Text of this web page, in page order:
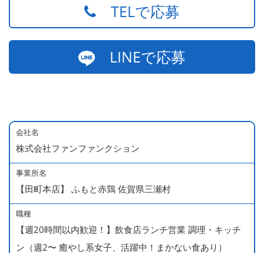
TELで応募
LINEで応募
会社名
株式会社ファンファンクション
事業所名
【田町本店】 ふもと赤鶏 佐賀県三瀬村
職種
【週20時間以内歓迎！】飲食店ランチ営業 調理・キッチ
ン（週2〜 癒やし系女子、活躍中！まかない食あり）